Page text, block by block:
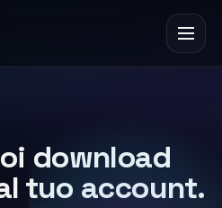
Menu
download
tuo account.